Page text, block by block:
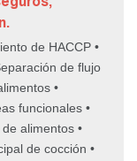
de HACCP •
de flujo
•
funcionales •
alimentos •
de cocción •